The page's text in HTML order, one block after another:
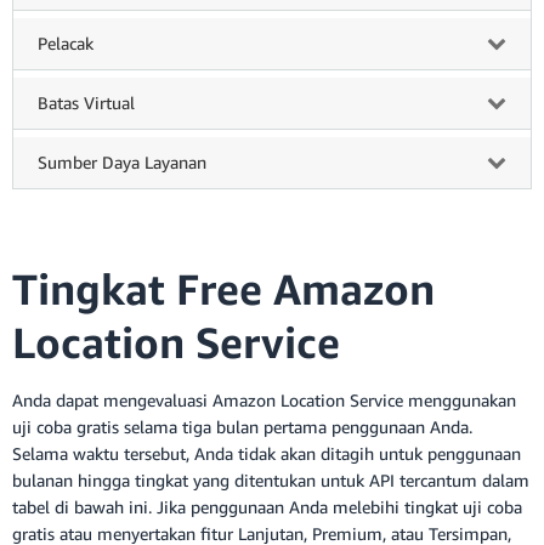
Pelacak
Batas Virtual
Sumber Daya Layanan
Tingkat Free Amazon
Location Service
Anda dapat mengevaluasi Amazon Location Service menggunakan
uji coba gratis selama tiga bulan pertama penggunaan Anda.
Selama waktu tersebut, Anda tidak akan ditagih untuk penggunaan
bulanan hingga tingkat yang ditentukan untuk API tercantum dalam
tabel di bawah ini. Jika penggunaan Anda melebihi tingkat uji coba
gratis atau menyertakan fitur Lanjutan, Premium, atau Tersimpan,